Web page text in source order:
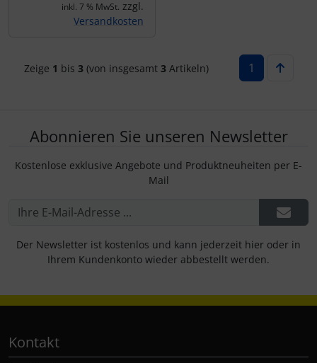
inkl. 7 % MwSt. zzgl.
Versandkosten
Zeige 1 bis 3(von insgesamt 3Artikeln) 1
Abonnieren Sie unseren Newsletter
Kostenlose exklusive Angebote und Produktneuheiten per E-
Mail
Der Newsletter ist kostenlos und kann jederzeit hier oder in
Ihrem Kundenkonto wieder abbestellt werden.
Kontakt